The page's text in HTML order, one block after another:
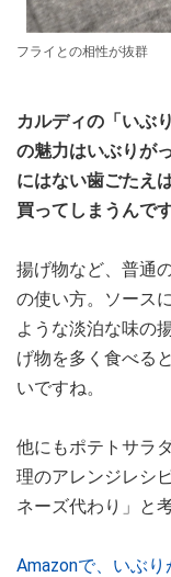
フライとの相性が抜群
カルディの「いぶ
の魅力はいぶりが
にはない歯ごたえ
買ってしまうんで
揚げ物など、普通
の使い方。ソース
ような淡泊な味の
げ物を多く食べる
いですね。
他にもポテトサラ
理のアレンジレシ
ネーズ代わり」と
Amazonで、いぶ